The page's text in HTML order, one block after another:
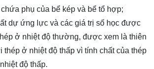
chứa phụ của bể kép và bể tổ hợp;
dự ứng lực và các giá trị số học được
ở nhiệt độ thường, được xem là thiên
thép ở nhiệt độ thấp vì tính chất của thép
độ thấp.